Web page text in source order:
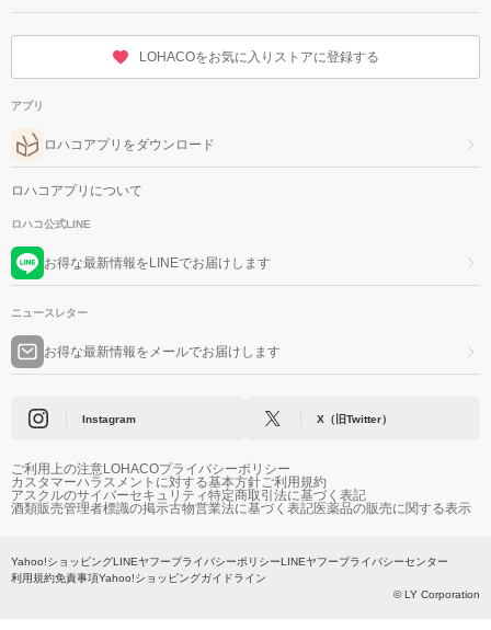
LOHACOをお気に入りストアに登録する
アプリ
ロハコアプリをダウンロード
ロハコアプリについて
ロハコ公式LINE
お得な最新情報をLINEでお届けします
ニュースレター
お得な最新情報をメールでお届けします
Instagram X（旧Twitter）
ご利用上の注意LOHACOプライバシーポリシー
カスタマーハラスメントに対する基本方針ご利用規約
アスクルのサイバーセキュリティ特定商取引法に基づく表記
酒類販売管理者標識の掲示古物営業法に基づく表記医薬品の販売に関する表示
Yahoo!ショッピングLINEヤフープライバシーポリシーLINEヤフープライバシーセンター
利用規約免責事項Yahoo!ショッピングガイドライン
© LY Corporation